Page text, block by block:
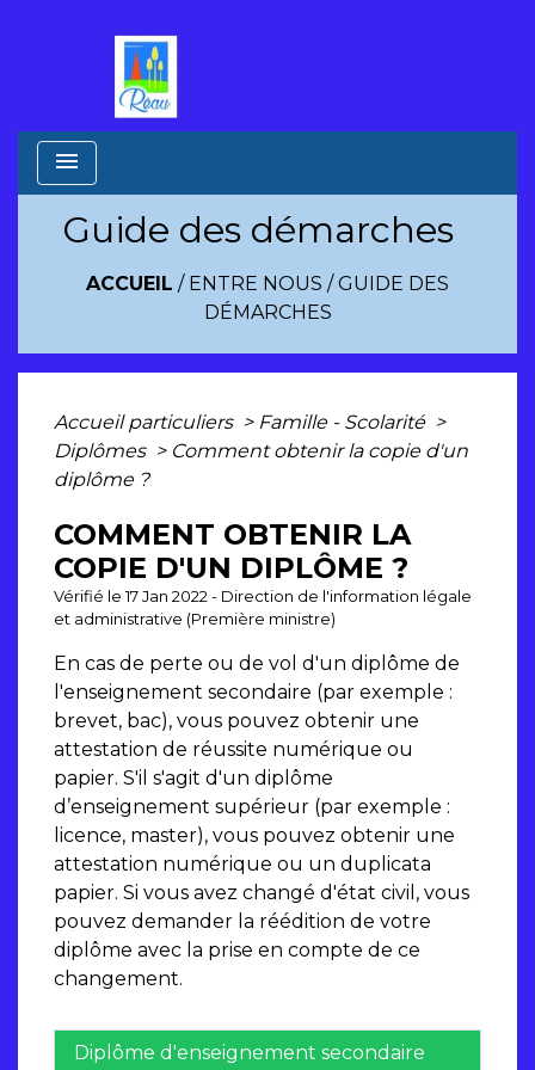
menu
Guide des démarches
ACCUEIL / ENTRE NOUS /GUIDE DES
DÉMARCHES
Accueil particuliers > Famille - Scolarité >
Diplômes > Comment obtenir la copie d'un
diplôme ?
COMMENT OBTENIR LA
COPIE D'UN DIPLÔME ?
Vérifié le 17 Jan 2022 - Direction de l'information légale
et administrative (Première ministre)
En cas de perte ou de vol d'un diplôme de
l'enseignement secondaire (par exemple :
brevet, bac), vous pouvez obtenir une
attestation de réussite numérique ou
papier. S'il s'agit d'un diplôme
d’enseignement supérieur (par exemple :
licence, master), vous pouvez obtenir une
attestation numérique ou un duplicata
papier. Si vous avez changé d'état civil, vous
pouvez demander la réédition de votre
diplôme avec la prise en compte de ce
changement.
Diplôme d'enseignement secondaire